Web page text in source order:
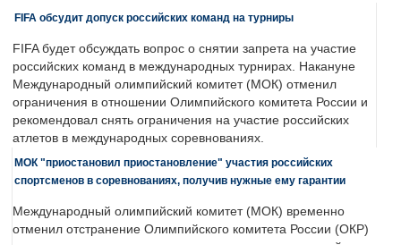
FIFA обсудит допуск российских команд на турниры
FIFA будет обсуждать вопрос о снятии запрета на участие
российских команд в международных турнирах. Накануне
Международный олимпийский комитет (МОК) отменил
ограничения в отношении Олимпийского комитета России и
рекомендовал снять ограничения на участие российских
атлетов в международных соревнованиях.
МОК "приостановил приостановление" участия российских
спортсменов в соревнованиях, получив нужные ему гарантии
Международный олимпийский комитет (МОК) временно
отменил отстранение Олимпийского комитета России (ОКР)